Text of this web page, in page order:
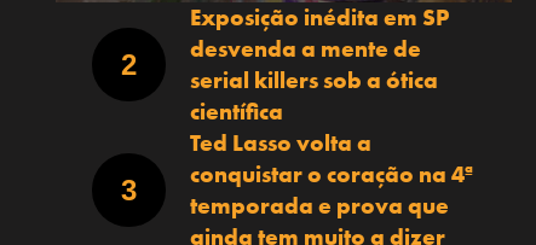
Exposição inédita em SP
desvenda a mente de
serial killers sob a ótica
científica
Ted Lasso volta a
conquistar o coração na 4ª
temporada e prova que
ainda tem muito a dizer